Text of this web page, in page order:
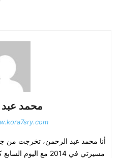
محمد
أنا محمد عبد الرحمن، تخرجت من
مسيرتي في 2014 مع